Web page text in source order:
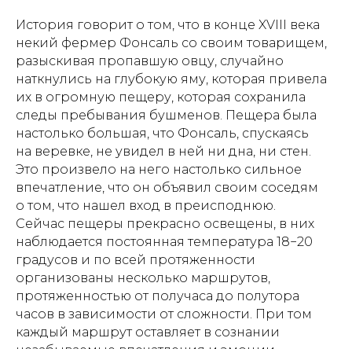
История говорит о том, что в конце XVIII века
некий фермер Фонсаль со своим товарищем,
разыскивая пропавшую овцу, случайно
наткнулись на глубокую яму, которая привела
их в огромную пещеру, которая сохранила
следы пребывания бушменов. Пещера была
настолько большая, что Фонсаль, спускаясь
на веревке, не увидел в ней ни дна, ни стен.
Это произвело на него настолько сильное
впечатление, что он объявил своим соседям
о том, что нашел вход в преисподнюю.
Сейчас пещеры прекрасно освещены, в них
наблюдается постоянная температура 18−20
градусов и по всей протяженности
организованы несколько маршрутов,
протяженностью от получаса до полутора
часов в зависимости от сложности. При том
каждый маршрут оставляет в сознании